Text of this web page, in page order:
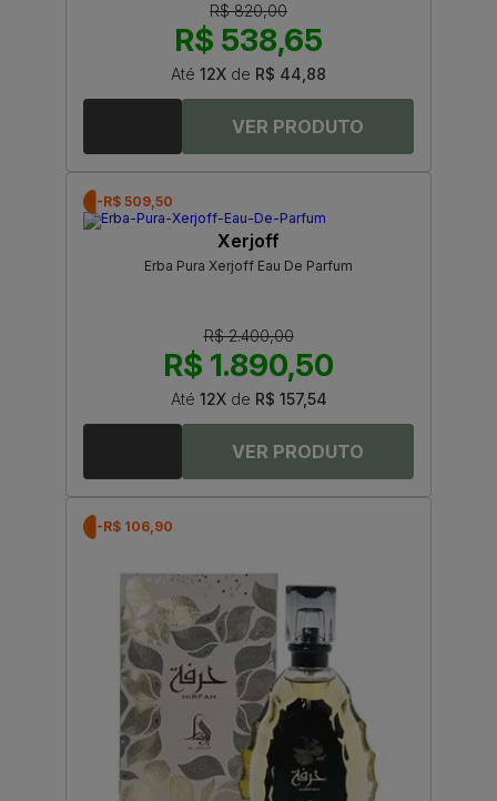
R$ 820,00
R$ 538,65
Até 12X de R$ 44,88
-R$ 509,50
Xerjoff
Erba Pura Xerjoff Eau De Parfum
R$ 2.400,00
R$ 1.890,50
Até 12Xde R$ 157,54
-R$ 106,90